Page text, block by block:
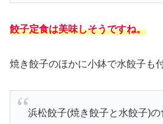
餃子定食は美味しそうですね。
焼き餃子のほかに小鉢で水餃子も
浜松餃子(焼き餃子と水餃子)